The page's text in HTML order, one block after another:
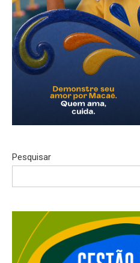
Pesquisar